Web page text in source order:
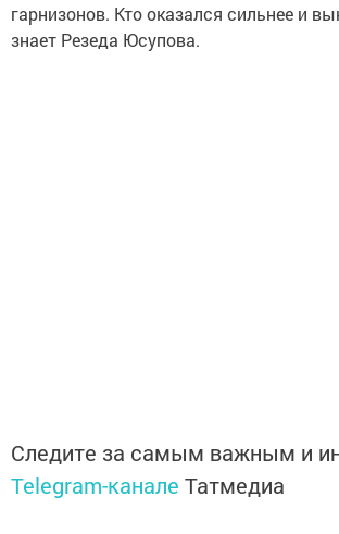
гарнизонов. Кто оказался сильнее и
знает Резеда Юсупова.
Следите за самым важным и
Telegram-канале Татмедиа